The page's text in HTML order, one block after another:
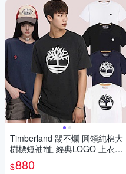
Timberland 踢不爛 圓領純棉大
樹標短袖t恤 經典LOGO 上衣
素T 休閒短袖（多色選）
$880